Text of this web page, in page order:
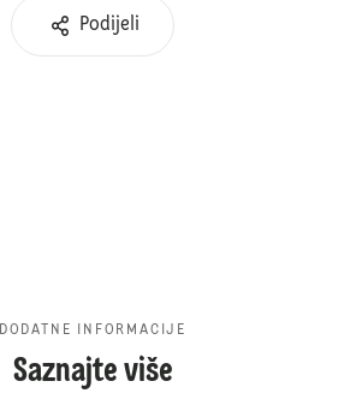
Podijeli
DODATNE INFORMACIJE
Saznajte više